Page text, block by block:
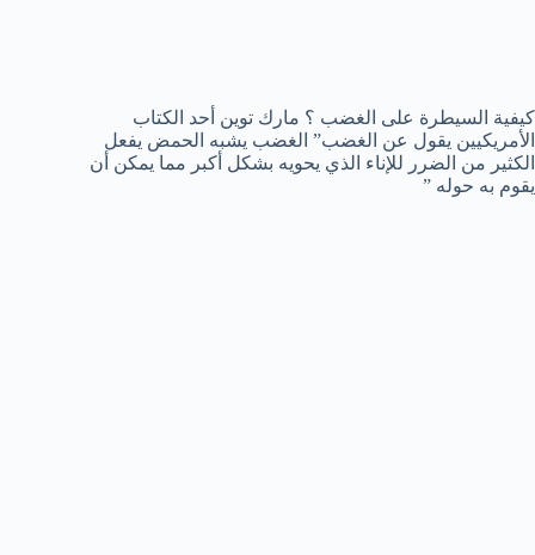
كيفية السيطرة على الغضب ؟ مارك توين أحد الكتاب
الأمريكيين يقول عن الغضب” الغضب يشبه الحمض يفعل
الكثير من الضرر للإناء الذي يحويه بشكل أكبر مما يمكن أن
يقوم به حوله ”